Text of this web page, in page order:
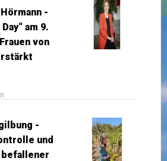
-
am 9.
von
-
und
befallener